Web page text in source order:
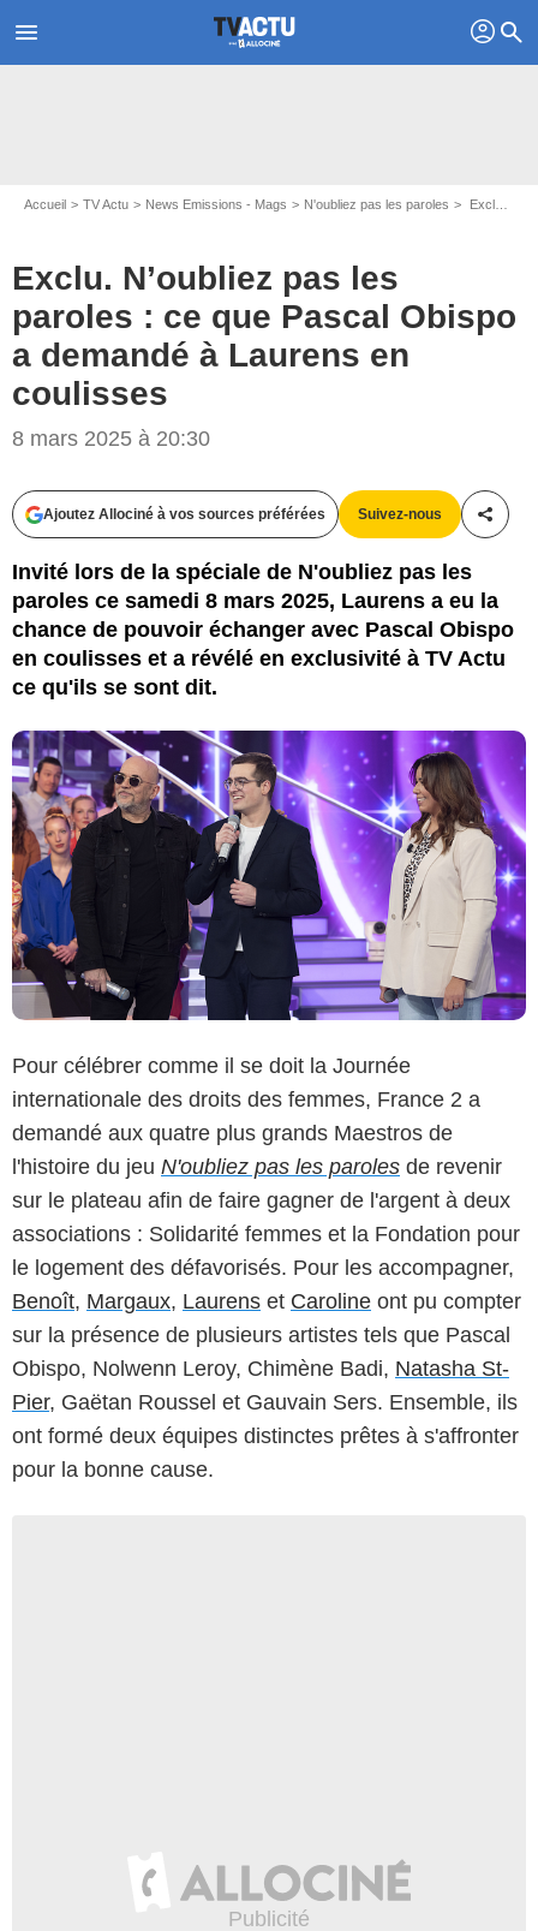
menu profil search
Accueil TV Actu News Emissions - Mags N'oubliez pas les paroles Exclu. N’oubliez pas les paroles : ce que Pascal Obispo a demandé à Laurens en coulisses
Exclu. N’oubliez pas les
paroles : ce que Pascal Obispo
a demandé à Laurens en
coulisses
8 mars 2025 à 20:30
Ajoutez Allociné à vos sources préférées Suivez-nous
Invité lors de la spéciale de N'oubliez pas les
paroles ce samedi 8 mars 2025, Laurens a eu la
chance de pouvoir échanger avec Pascal Obispo
en coulisses et a révélé en exclusivité à TV Actu
ce qu'ils se sont dit.
Pour célébrer comme il se doit la Journée
internationale des droits des femmes, France 2 a
demandé aux quatre plus grands Maestros de
l'histoire du jeu N'oubliez pas les paroles de revenir
sur le plateau afin de faire gagner de l'argent à deux
associations : Solidarité femmes et la Fondation pour
le logement des défavorisés. Pour les accompagner,
Benoît, Margaux, Laurens et Caroline ont pu compter
sur la présence de plusieurs artistes tels que Pascal
Obispo, Nolwenn Leroy, Chimène Badi, Natasha St-
Pier, Gaëtan Roussel et Gauvain Sers. Ensemble, ils
ont formé deux équipes distinctes prêtes à s'affronter
pour la bonne cause.